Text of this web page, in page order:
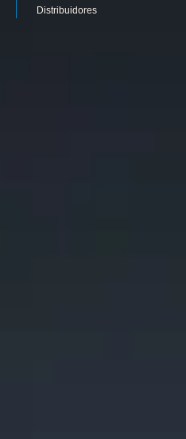
Distribuidores